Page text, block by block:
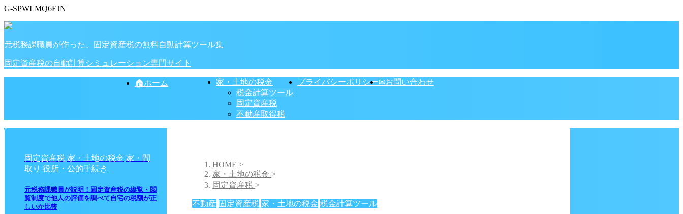
G-SPWLMQ6EJN
元税務課職員が作った、固定資産税の無料自動計算ツール集
固定資産税の自動計算シミュレーション専門サイト
🏠ホーム
家・土地の税金
税金計算ツール
固定資産税
不動産取得税
プライバシーポリシー✉お問い合わせ
HOME >
家・土地の税金 >
固定資産税 >
不動産 固定資産税 家・土地の税金 税金計算ツール
固定資産税 家・土地の税金 家・間
取り 役所・公的手続き
元税務課職員が説明！固定資産税の縦覧・閲
覧制度で他人の評価を調べて自宅の税額が正
しいか比較